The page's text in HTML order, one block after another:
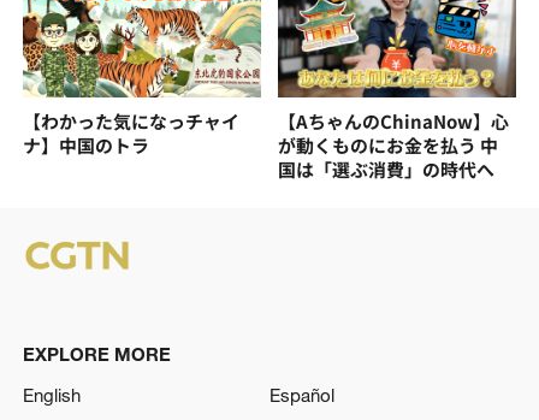
【わかった気になっチャイ
ナ】中国のトラ
【AちゃんのChinaNow】心
が動くものにお金を払う 中
国は「選ぶ消費」の時代へ
EXPLORE MORE
English
Español